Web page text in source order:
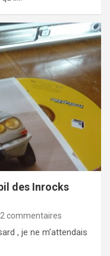
des Inrocks
2 commentaires
, je ne m’attendais